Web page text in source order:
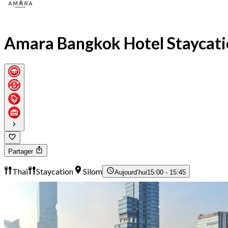
Amara Bangkok Hotel
Partager
Thaï Staycation Silom Aujourd’hui15:00 - 15:45